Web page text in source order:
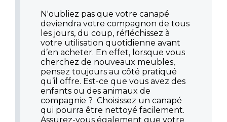
N'oubliez pas que votre canapé
deviendra votre compagnon de tous
les jours, du coup, réfléchissez à
votre utilisation quotidienne avant
d’en acheter. En effet, lorsque vous
cherchez de nouveaux meubles,
pensez toujours au côté pratiqué
qu’il offre. Est-ce que vous avez des
enfants ou des animaux de
compagnie ? Choisissez un canapé
qui pourra être nettoyé facilement.
Assurez-vous également que votre